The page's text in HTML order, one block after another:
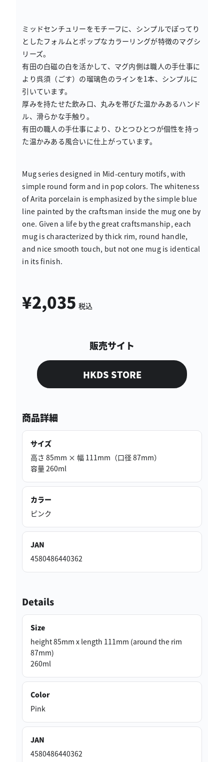
ミッドセンチュリーをモチーフに、シンプルでぽってり
としたフォルムとポップなカラーリングが特徴のマグシ
リーズ。
有田の白磁の白を活かして、マグ内側は職人の手仕事に
より呉須（ごす）の瑠璃色のラインを1本、シンプルに
引いています。
厚みを持たせた飲み口、丸みを帯びた温かみあるハンド
ル、滑らかな手触り。
有田の職人の手仕事により、ひとつひとつが個性を持っ
た温かみある風合いに仕上がっています。
Mug series designed in Mid-century motifs, with
simple round form and in pop colors. The whiteness
of Arita porcelain is emphasized by the simple blue
line painted by the craftsman inside the mug one by
one. Given a life by the great craftsmanship, each
mug is characterized by thick rim, round handle,
and nice smooth touch, but not one mug is identical
in its finish.
¥2,035 税込
販売サイト
HKDS STORE
商品詳細
サイズ
高さ 85mm × 幅 111mm（口径 87mm）
容量 260ml
カラー
ピンク
JAN
4580486440362
Details
Size
height 85mm x length 111mm (around the rim
87mm)
260ml
Color
Pink
JAN
4580486440362